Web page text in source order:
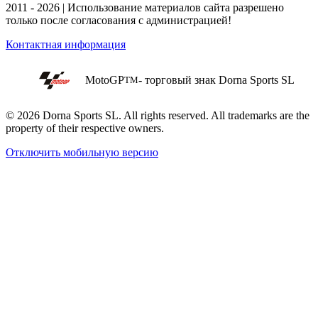
2011 - 2026 | Использование материалов сайта разрешено
только после согласования с администрацией!
Контактная информация
MotoGPTM- торговый знак Dorna Sports SL
© 2026 Dorna Sports SL. All rights reserved. All trademarks are the
property of their respective owners.
Отключить мобильную версию